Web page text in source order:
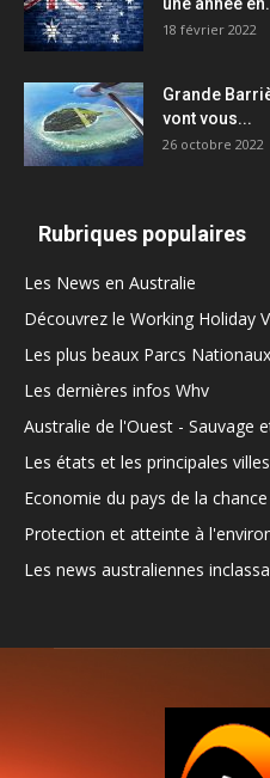
18 février 2022
Grande
vont vous...
26 octobre 2022
Rubriques populaires
Les News en Australie
Découvrez le Working Holiday
Les plus beaux Parcs Nationaux
Les dernières infos Whv
Australie de l'Ouest - Sauvage
Les états et les principales villes
Economie du pays de la chance
Protection et atteinte à
Les news australiennes